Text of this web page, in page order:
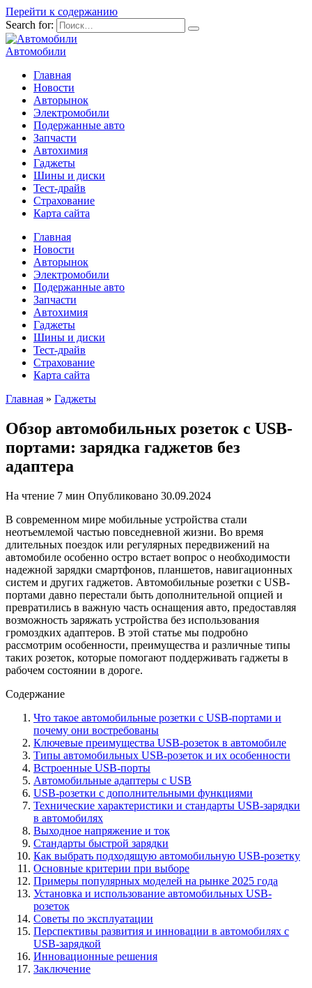
Перейти к содержанию
Search for:
Автомобили
Главная
Новости
Авторынок
Электромобили
Подержанные авто
Запчасти
Автохимия
Гаджеты
Шины и диски
Тест-драйв
Страхование
Карта сайта
Главная
Новости
Авторынок
Электромобили
Подержанные авто
Запчасти
Автохимия
Гаджеты
Шины и диски
Тест-драйв
Страхование
Карта сайта
Главная » Гаджеты
Обзор автомобильных розеток с USB-
портами: зарядка гаджетов без
адаптера
На чтение 7 мин Опубликовано 30.09.2024
В современном мире мобильные устройства стали
неотъемлемой частью повседневной жизни. Во время
длительных поездок или регулярных передвижений на
автомобиле особенно остро встает вопрос о необходимости
надежной зарядки смартфонов, планшетов, навигационных
систем и других гаджетов. Автомобильные розетки с USB-
портами давно перестали быть дополнительной опцией и
превратились в важную часть оснащения авто, предоставляя
возможность заряжать устройства без использования
громоздких адаптеров. В этой статье мы подробно
рассмотрим особенности, преимущества и различные типы
таких розеток, которые помогают поддерживать гаджеты в
рабочем состоянии в дороге.
Содержание
Что такое автомобильные розетки с USB-портами и
почему они востребованы
Ключевые преимущества USB-розеток в автомобиле
Типы автомобильных USB-розеток и их особенности
Встроенные USB-порты
Автомобильные адаптеры с USB
USB-розетки с дополнительными функциями
Технические характеристики и стандарты USB-зарядки
в автомобилях
Выходное напряжение и ток
Стандарты быстрой зарядки
Как выбрать подходящую автомобильную USB-розетку
Основные критерии при выборе
Примеры популярных моделей на рынке 2025 года
Установка и использование автомобильных USB-
розеток
Советы по эксплуатации
Перспективы развития и инновации в автомобилях с
USB-зарядкой
Инновационные решения
Заключение